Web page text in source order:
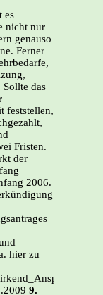
es
nicht nur
genauso
Ferner
Sollte das
feststellen,
Fristen.
der
2006.
hier zu
9.